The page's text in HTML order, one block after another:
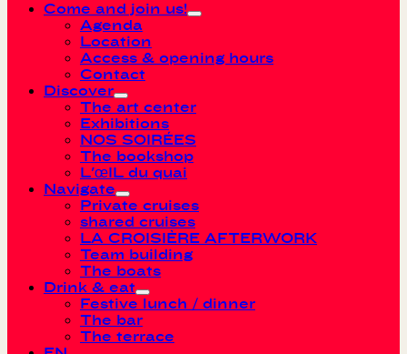
Come and join us!
Agenda
Location
Access & opening hours
Contact
Discover
The art center
Exhibitions
NOS SOIRÉES
The bookshop
L'œIL du quai
Navigate
Private cruises
shared cruises
LA CROISIÈRE AFTERWORK
Team building
The boats
Drink & eat
Festive lunch / dinner
The bar
The terrace